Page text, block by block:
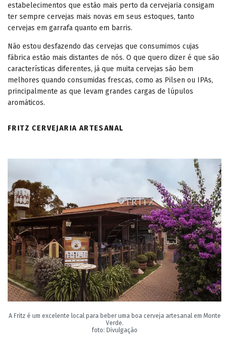
estabelecimentos que estão mais perto da cervejaria consigam
ter sempre cervejas mais novas em seus estoques, tanto
cervejas em garrafa quanto em barris.
Não estou desfazendo das cervejas que consumimos cujas
fábrica estão mais distantes de nós. O que quero dizer é que são
características diferentes, já que muita cervejas são bem
melhores quando consumidas frescas, como as Pilsen ou IPAs,
principalmente as que levam grandes cargas de lúpulos
aromáticos.
FRITZ CERVEJARIA ARTESANAL
A Fritz é um excelente local para beber uma boa cerveja artesanal em Monte
Verde.
foto: Divulgação